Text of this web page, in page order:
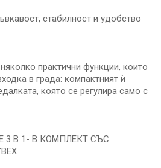
стабилност и удобство
практични функции, които
в града: компактният ѝ
която се регулира само с
3 В 1- В КОМПЛЕКТ СЪС